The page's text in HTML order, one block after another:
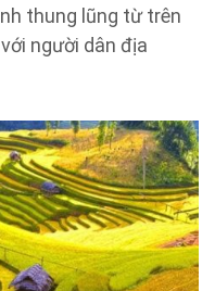
thung lũng từ trên
người dân địa